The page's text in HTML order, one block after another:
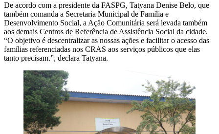
De acordo com a presidente da FASPG, Tatyana Denise Belo, que
também comanda a Secretaria Municipal de Família e
Desenvolvimento Social, a Ação Comunitária será levada também
aos demais Centros de Referência de Assistência Social da cidade.
“O objetivo é descentralizar as nossas ações e facilitar o acesso das
famílias referenciadas nos CRAS aos serviços públicos que elas
tanto precisam.”, declara Tatyana.